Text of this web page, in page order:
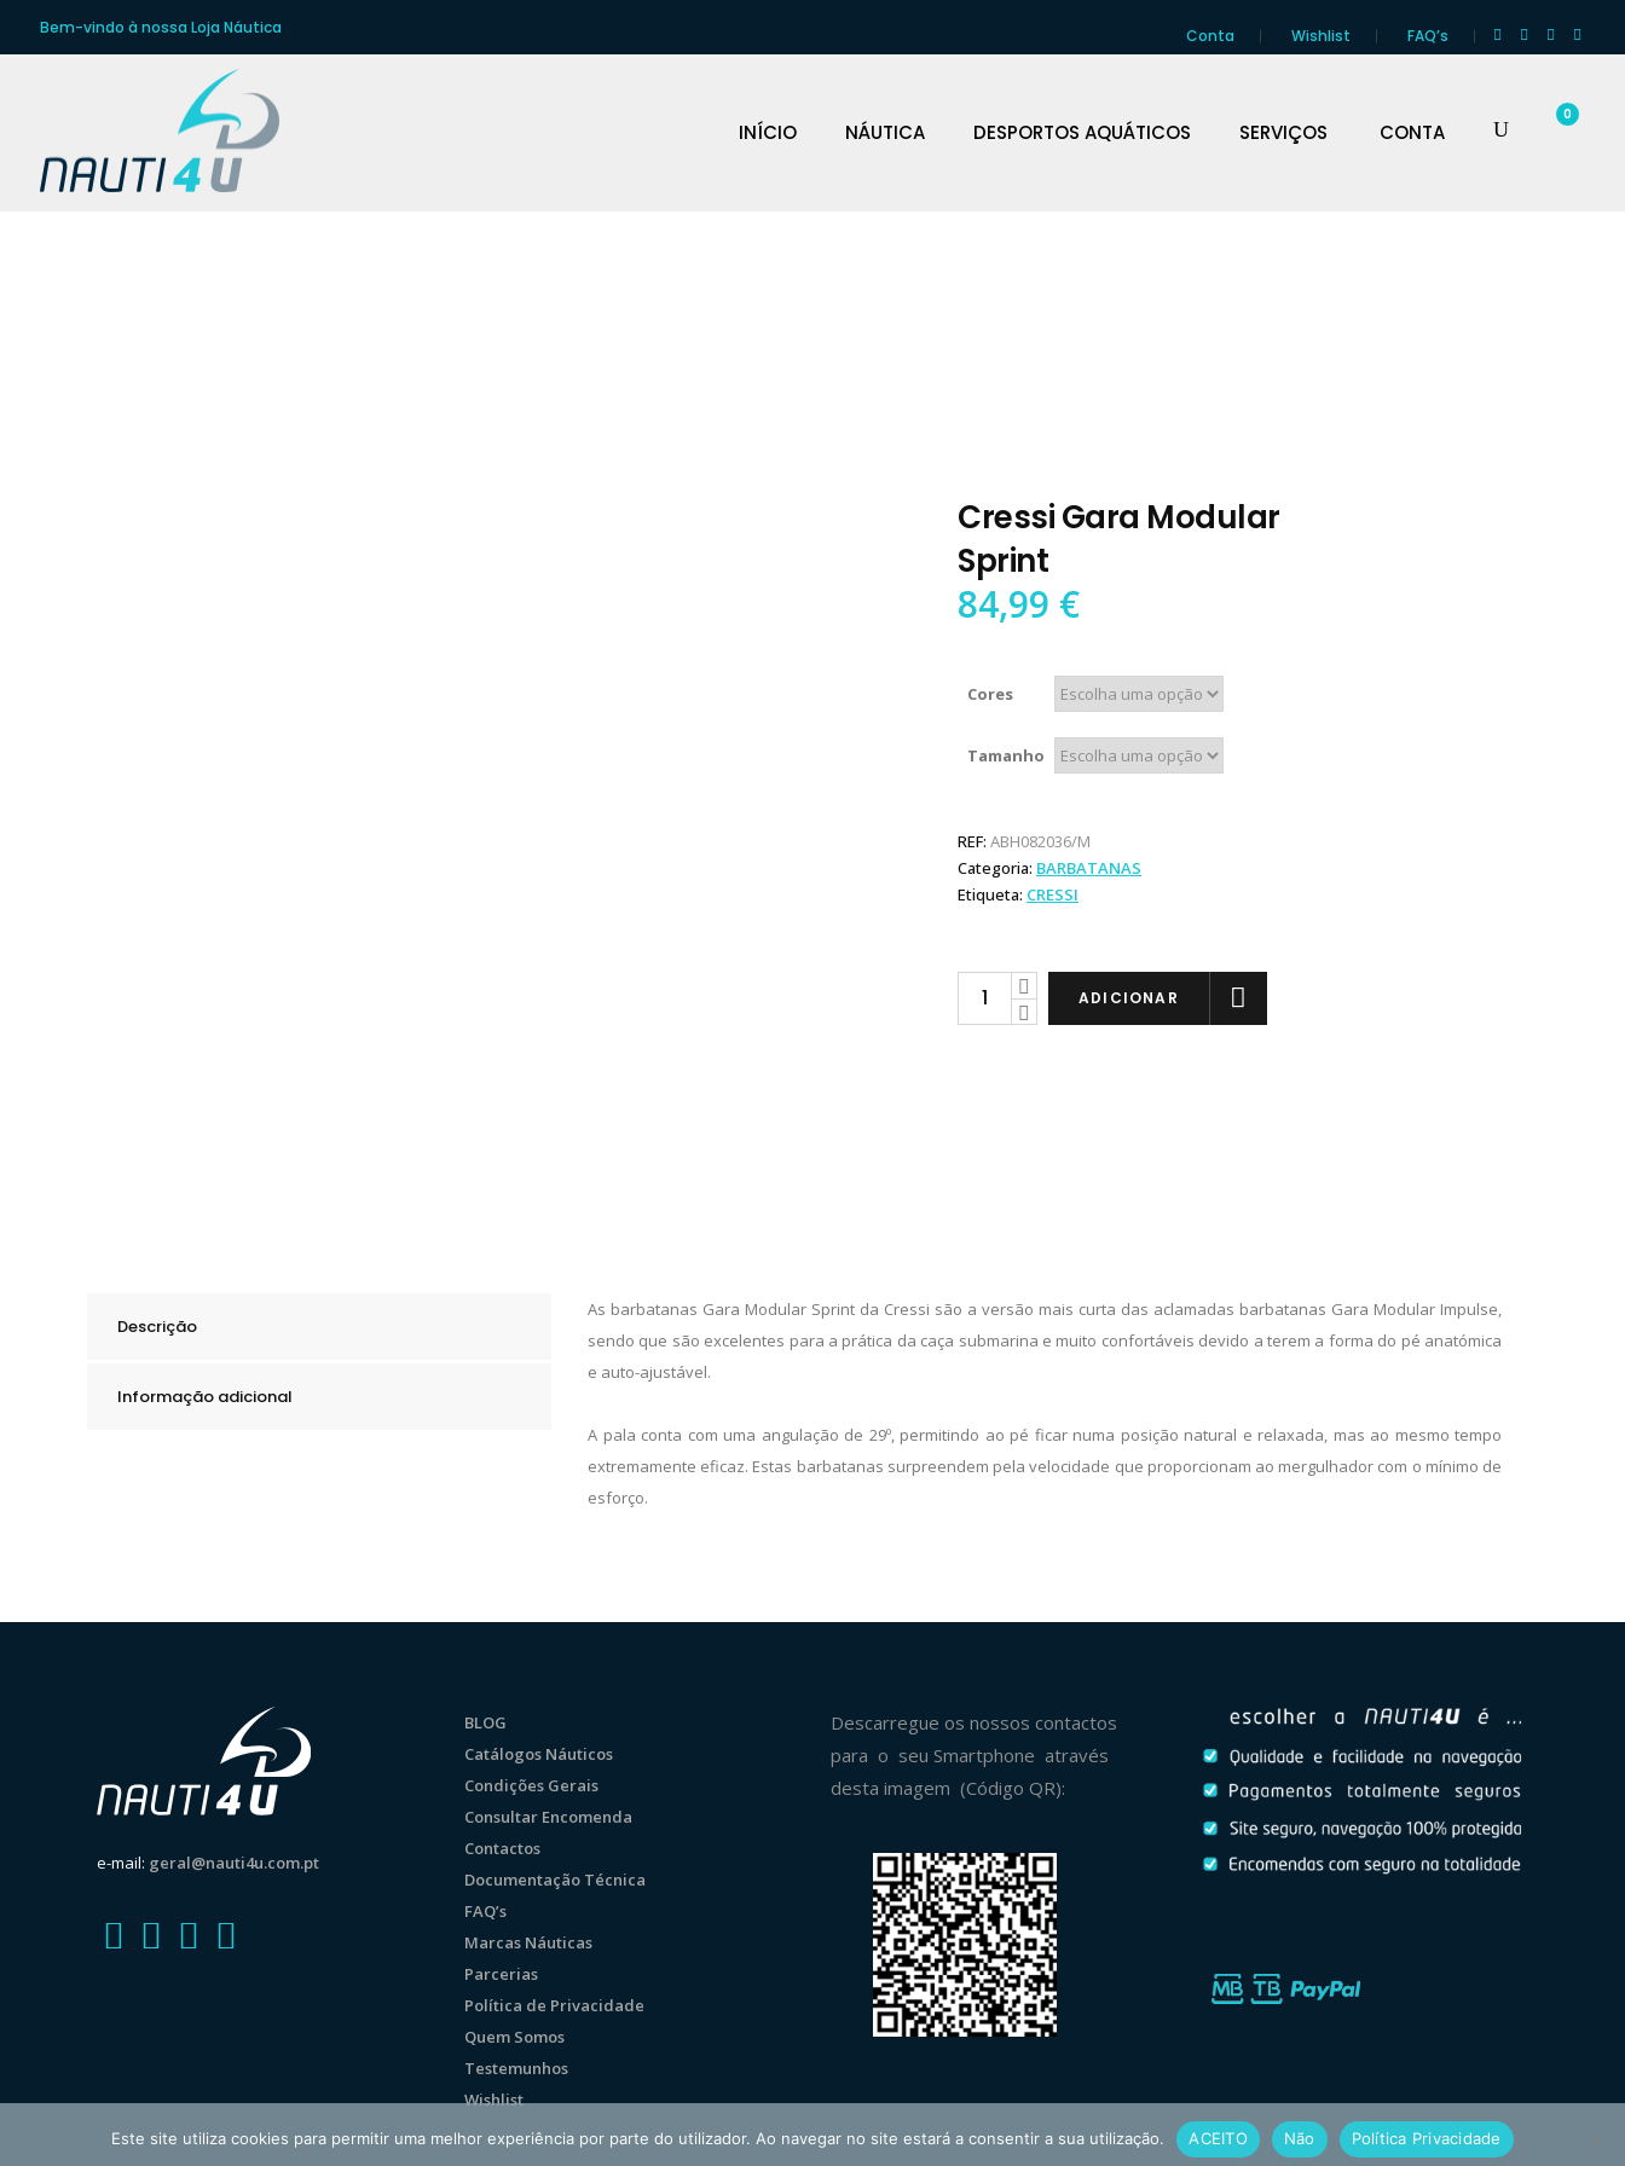
Bem-vindo à nossa Loja Náutica Conta Wishlist FAQ’s
INÍCIO NÁUTICA DESPORTOS AQUÁTICOS SERVIÇOS CONTA
0
Cressi Gara Modular
Sprint
84,99 €
Cores
Tamanho
REF: ABH082036/M
Categoria: BARBATANAS
Etiqueta: CRESSI
Cressi
ADICIONAR
Descrição
Informação adicional
As barbatanas Gara Modular Sprint da Cressi são a versão mais curta das aclamadas barbatanas Gara Modular Impulse,
sendo que são excelentes para a prática da caça submarina e muito confortáveis devido a terem a forma do pé anatómica
e auto-ajustável.
A pala conta com uma angulação de 29º, permitindo ao pé ficar numa posição natural e relaxada, mas ao mesmo tempo
extremamente eficaz. Estas barbatanas surpreendem pela velocidade que proporcionam ao mergulhador com o mínimo de
esforço.
e-mail: geral@nauti4u.com.pt
BLOG
Catálogos Náuticos
Condições Gerais
Consultar Encomenda
Contactos
Documentação Técnica
FAQ’s
Marcas Náuticas
Parcerias
Política de Privacidade
Quem Somos
Testemunhos
Wishlist
Descarregue os nossos contactos
para o seu Smartphone através
desta imagem (Código QR):
Este site utiliza cookies para permitir uma melhor experiência por parte do utilizador. Ao navegar no site estará a consentir a sua utilização. ACEITO Não Política Privacidade